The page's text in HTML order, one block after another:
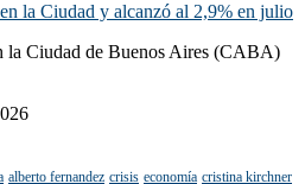
la Ciudad y alcanzó al 2,9% en julio
la Ciudad de Buenos Aires (CABA)
alberto fernandez crisis economía cristina kirchner